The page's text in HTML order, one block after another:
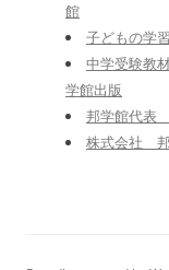
館
子どもの学
中学受験教
学館出版
邦学館代表
株式会社